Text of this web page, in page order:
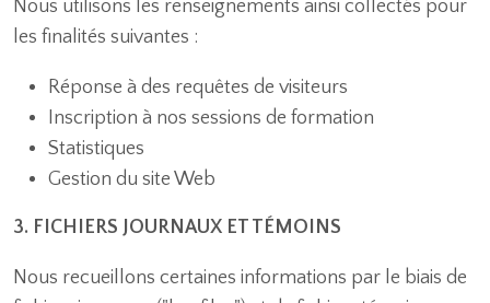
Nous utilisons les renseignements ainsi collectés pour
les finalités suivantes :
Réponse à des requêtes de visiteurs
Inscription à nos sessions de formation
Statistiques
Gestion du site Web
3. FICHIERS JOURNAUX ET TÉMOINS
Nous recueillons certaines informations par le biais de